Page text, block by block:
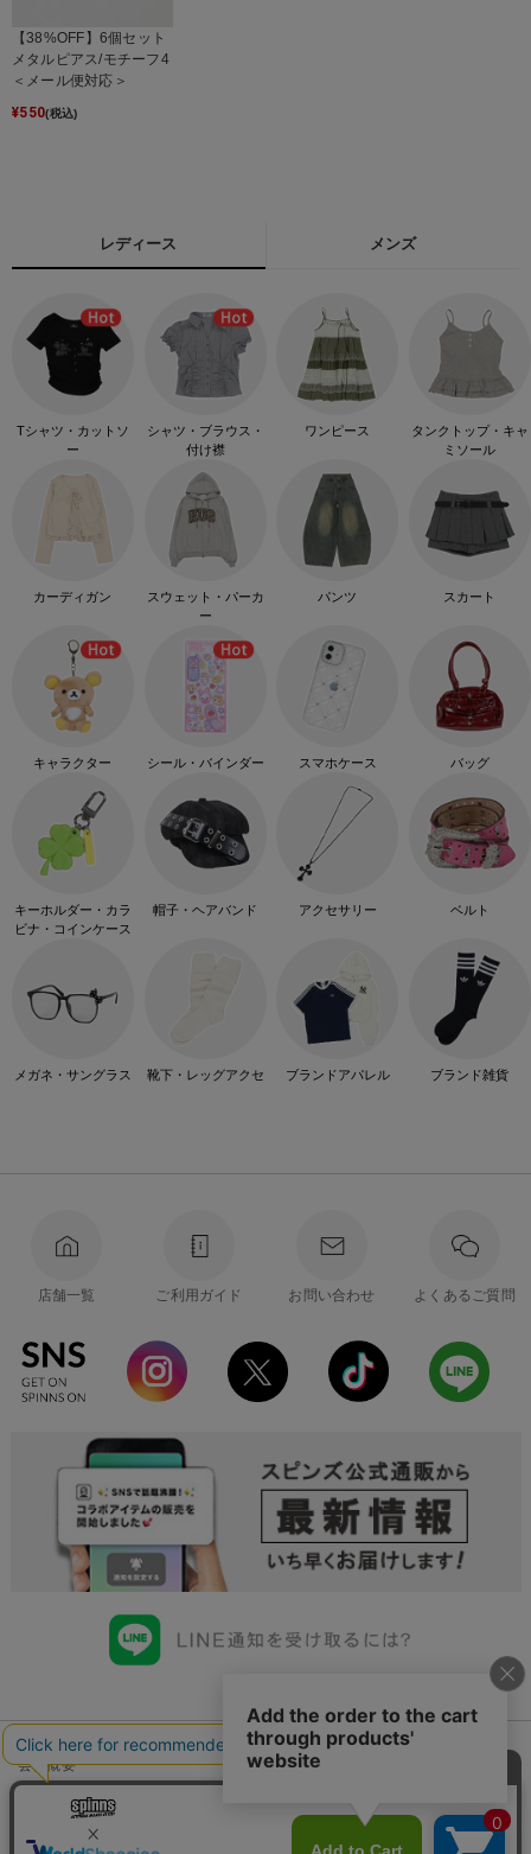
【38%OFF】6個セット
メタルピアス/モチーフ4
＜メール便対応＞
¥550(税込)
レディース メンズ
Tシャツ・カットソ
ー
シャツ・ブラウス・
付け襟
ワンピース
タンクトップ・キャ
ミソール
カーディガン
スウェット・パーカ
ー
パンツ スカート
キャラクター シール・バインダー スマホケース バッグ
キーホルダー・カラ
ビナ・コインケース
帽子・ヘアバンド アクセサリー ベルト
メガネ・サングラス 靴下・レッグアクセ ブランドアパレル ブランド雑貨
店舗一覧 ご利用ガイド お問い合わせ よくあるご質問
会社概要 会員規約について
店舗一覧
特定商取引法に基づく表示 古物商許可申請番号一覧